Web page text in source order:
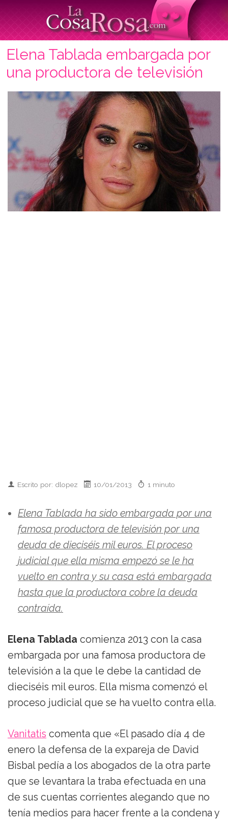
Elena Tablada embargada por
una productora de televisión
Escrito por: dlopez 10/01/2013 1 minuto
Elena Tablada ha sido embargada por una
famosa productora de televisión por una
deuda de dieciséis mil euros. El proceso
judicial que ella misma empezó se le ha
vuelto en contra y su casa está embargada
hasta que la productora cobre la deuda
contraída.
Elena Tablada comienza 2013 con la casa
embargada por una famosa productora de
televisión a la que le debe la cantidad de
dieciséis mil euros. Ella misma comenzó el
proceso judicial que se ha vuelto contra ella.
Vanitatis comenta que «El pasado día 4 de
enero la defensa de la expareja de David
Bisbal pedía a los abogados de la otra parte
que se levantara la traba efectuada en una
de sus cuentas corrientes alegando que no
tenía medios para hacer frente a la condena y